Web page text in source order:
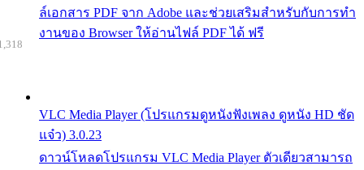
ล์เอกสาร PDF จาก Adobe และช่วยเสริมสำหรับกับการทำ
งานของ Browser ให้อ่านไฟล์ PDF ได้ ฟรี
VLC Media Player (โปรแกรมดูหนังฟังเพลง ดูหนัง HD ชัด
แจ๋ว) 3.0.23
ดาวน์โหลดโปรแกรม VLC Media Player ตัวเดียวสามารถ